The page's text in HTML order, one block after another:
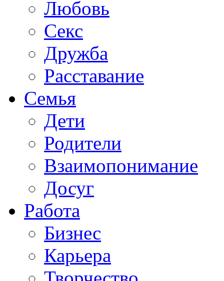
Любовь
Секс
Дружба
Расставание
Семья
Дети
Родители
Взаимопонимание
Досуг
Работа
Бизнес
Карьера